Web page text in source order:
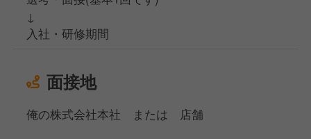
↓
入社・研修期間
面接地
俺の株式会社本社 または 店舗